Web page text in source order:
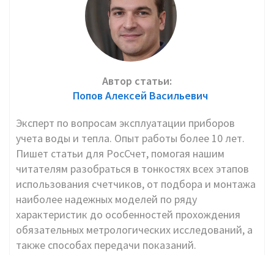
Автор статьи:
Попов Алексей Васильевич
Эксперт по вопросам эксплуатации приборов
учета воды и тепла. Опыт работы более 10 лет.
Пишет статьи для РосСчет, помогая нашим
читателям разобраться в тонкостях всех этапов
использования счетчиков, от подбора и монтажа
наиболее надежных моделей по ряду
характеристик до особенностей прохождения
обязательных метрологических исследований, а
также способах передачи показаний.